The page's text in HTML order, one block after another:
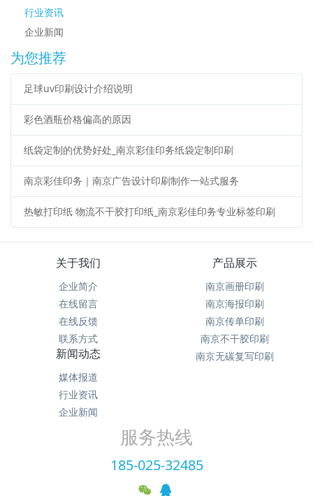
行业资讯
企业新闻
为您推荐
足球uv印刷设计介绍说明
彩色酒瓶价格偏高的原因
纸袋定制的优势好处_南京彩佳印务纸袋定制印刷
南京彩佳印务｜南京广告设计印刷制作一站式服务
热敏打印纸 物流不干胶打印纸_南京彩佳印务专业标签印刷
关于我们
企业简介
在线留言
在线反馈
联系方式
产品展示
南京画册印刷
南京海报印刷
南京传单印刷
南京不干胶印刷
南京无碳复写印刷
新闻动态
媒体报道
行业资讯
企业新闻
服务热线
185-025-32485